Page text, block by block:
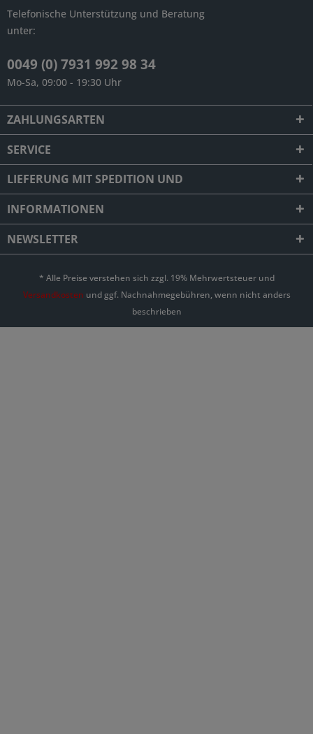
Telefonische Unterstützung und Beratung
unter:
0049 (0) 7931 992 98 34
Mo-Sa, 09:00 - 19:30 Uhr
ZAHLUNGSARTEN
SERVICE
LIEFERUNG MIT SPEDITION UND
INFORMATIONEN
NEWSLETTER
* Alle Preise verstehen sich zzgl. 19% Mehrwertsteuer und
Versandkosten und ggf. Nachnahmegebühren, wenn nicht anders
beschrieben